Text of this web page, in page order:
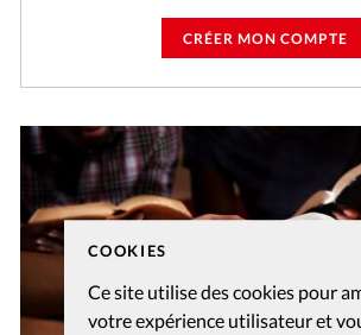
COOKIES
Ce site utilise des cookies pour
votre expérience utilisateur et
CRÉER MON COMPTE